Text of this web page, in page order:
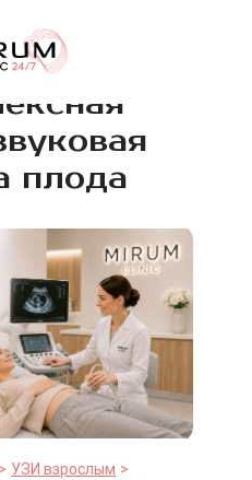
плода
УЗИ взрослым